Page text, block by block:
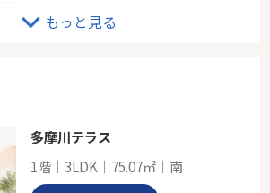
-
-
もっと見る
多摩川テラス
1階｜3LDK｜75.07㎡｜南